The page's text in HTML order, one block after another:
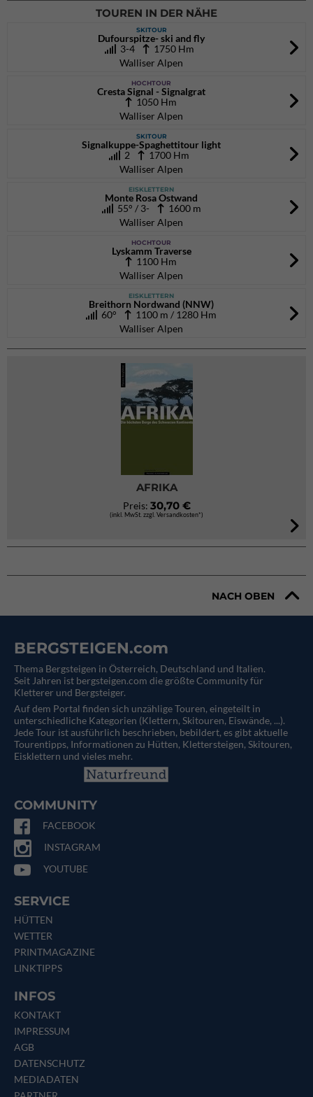
TOUREN IN DER NÄHE
SKITOUR
Dufourspitze- ski and fly
3-4 1750 Hm
Walliser Alpen
HOCHTOUR
Cresta Signal - Signalgrat
1050 Hm
Walliser Alpen
SKITOUR
Signalkuppe-Spaghettitour light
2
1700 Hm
Walliser Alpen
EISKLETTERN
Monte Rosa Ostwand
55° / 3- 1600 m
Walliser Alpen
HOCHTOUR
Lyskamm Traverse
1100 Hm
Walliser Alpen
EISKLETTERN
Breithorn Nordwand (NNW)
60°
1100 m / 1280 Hm
Walliser Alpen
AFRIKA
Preis: 30,70 €
(inkl. MwSt. zzgl. Versandkosten*)
NACH OBEN
BERGSTEIGEN.com
Thema Bergsteigen in Österreich, Deutschland und Italien.
Seit Jahren ist bergsteigen.com die größte Community für
Kletterer und Bergsteiger.
Auf dem Portal finden sich unzählige Touren, eingeteilt in
unterschiedliche Kategorien (Klettern, Skitouren, Eiswände, ...).
Jede Tour ist ausführlich beschrieben, bebildert, es gibt aktuelle
Tourentipps, Informationen zu Hütten, Klettersteigen, Skitouren,
Eisklettern und vieles mehr.
COMMUNITY
FACEBOOK
INSTAGRAM
YOUTUBE
SERVICE
HÜTTEN
WETTER
PRINTMAGAZINE
LINKTIPPS
INFOS
KONTAKT
IMPRESSUM
AGB
DATENSCHUTZ
MEDIADATEN